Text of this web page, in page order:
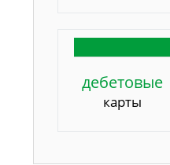
дебетовые
карты